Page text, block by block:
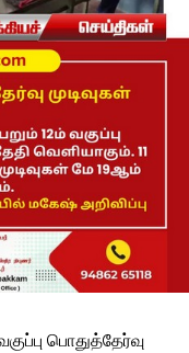
பொதுத்தேர்வு